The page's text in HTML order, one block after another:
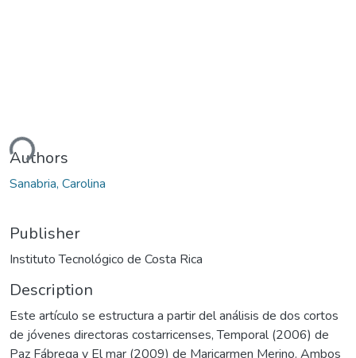
Authors
Sanabria, Carolina
Publisher
Instituto Tecnológico de Costa Rica
Description
Este artículo se estructura a partir del análisis de dos cortos
de jóvenes directoras costarricenses, Temporal (2006) de
Paz Fábrega y El mar (2009) de Maricarmen Merino. Ambos